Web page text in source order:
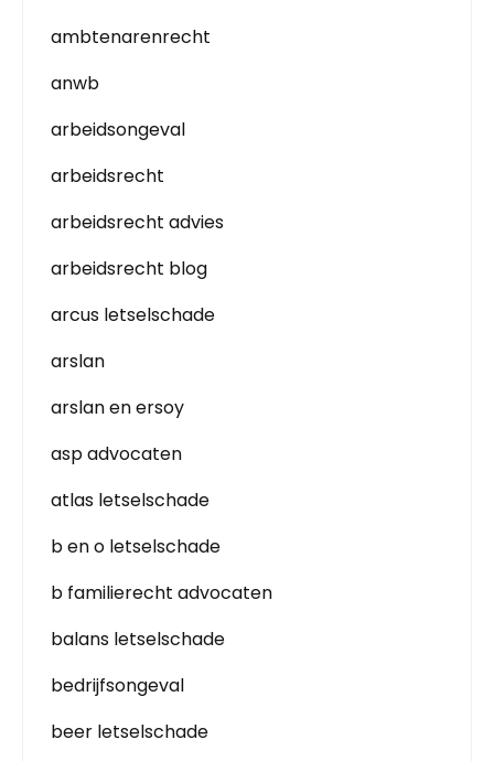
ambtenarenrecht
anwb
arbeidsongeval
arbeidsrecht
arbeidsrecht advies
arbeidsrecht blog
arcus letselschade
arslan
arslan en ersoy
asp advocaten
atlas letselschade
b en o letselschade
b familierecht advocaten
balans letselschade
bedrijfsongeval
beer letselschade